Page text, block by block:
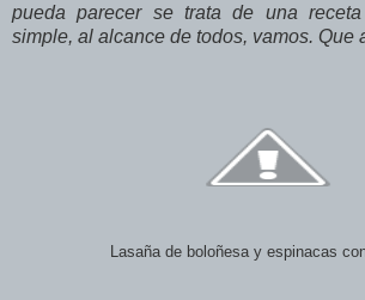
pueda parecer se trata de una
simple, al alcance de todos, vamos. Que
Lasaña de boloñesa y espinacas